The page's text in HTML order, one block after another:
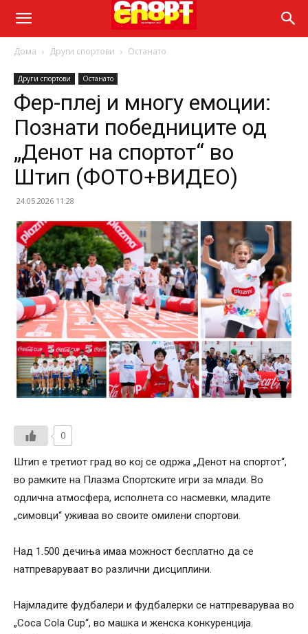
Дома Други спортови Останато
Други спортови Останато
Фер-плеј и многу емоции:
Познати победниците од
„Денот на спортот“ во
Штип (ФОТО+ВИДЕО)
24.05.2026 11:28
0
Штип е третиот град во кој се одржа „Денот на спортот“,
во рамките на Плазма Спортските игри за млади. Во
одлична атмосфера, исполнета со насмевки, младите
„симовци“ уживаа во своите омилени спортови.
Над 1.500 дечиња имаа можност бесплатно да се
натпреваруваат во различни дисциплини.
Најмладите фудбалери и фудбалерки се натпреваруваа во
„Coca Cola Cup“, во машка и женска конкуренција.